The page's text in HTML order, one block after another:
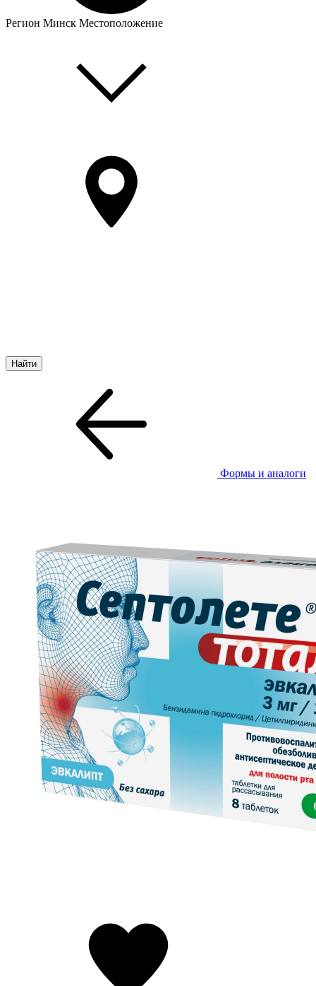
Регион Минск Местоположение
Формы и аналоги